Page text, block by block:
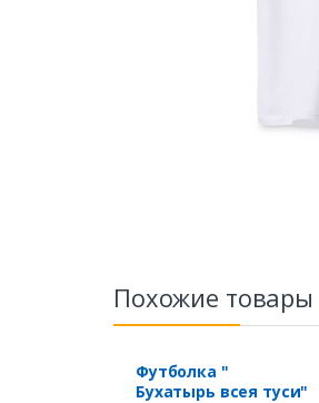
Похожие товары
Футболка "
Бухатырь всея туси"